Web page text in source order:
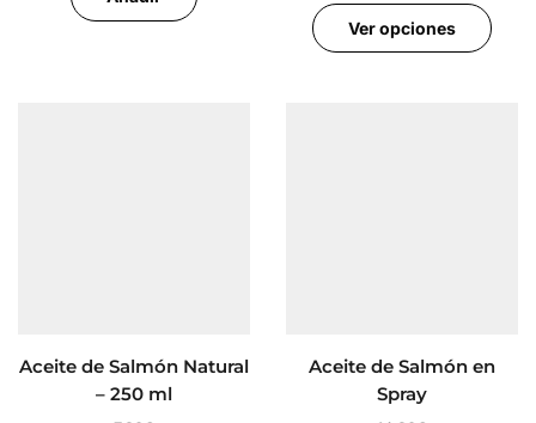
Ver opciones
Aceite de Salmón Natural
– 250 ml
Aceite de Salmón en
Spray